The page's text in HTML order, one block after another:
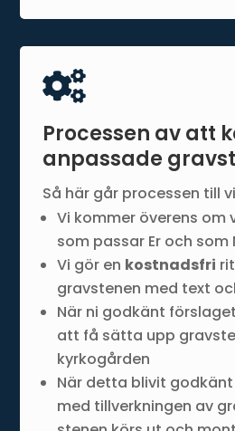

Processen av att
anpassade
Så här går processen till
Vi kommer överens om
som passar Er och som
Vi gör en kostnadsfri
gravstenen med text
När ni godkänt
att få sätta upp
kyrkogården
När detta blivit
med tillverkningen av